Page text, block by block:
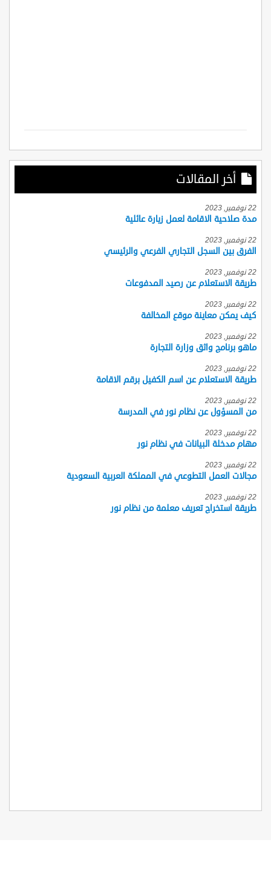
أخر المقالات
22 نوفمبر, 2023
مدة صلاحية الاقامة لعمل زيارة عائلية
22 نوفمبر, 2023
الفرق بين السجل التجاري الفرعي والرئيسي
22 نوفمبر, 2023
طريقة الاستعلام عن رصيد المدفوعات
22 نوفمبر, 2023
كيف يمكن معاينة موقع المخالفة
22 نوفمبر, 2023
ماهو برنامج واثق وزارة التجارة
22 نوفمبر, 2023
طريقة الاستعلام عن اسم الكفيل برقم الاقامة
22 نوفمبر, 2023
من المسؤول عن نظام نور في المدرسة
22 نوفمبر, 2023
مهام مدخلة البيانات في نظام نور
22 نوفمبر, 2023
مجالات العمل التطوعي في المملكة العربية السعودية
22 نوفمبر, 2023
طريقة استخراج تعريف معلمة من نظام نور